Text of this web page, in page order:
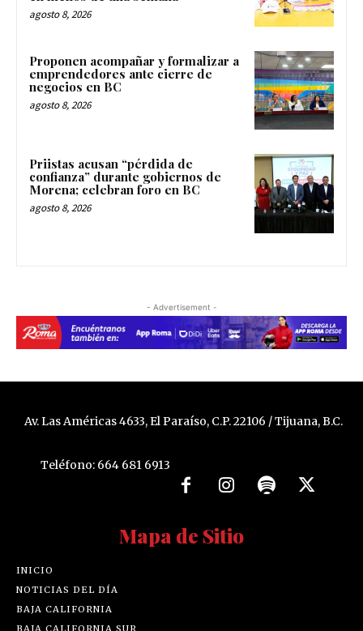
agosto 8, 2026
Proponen acompañar y formalizar a
emprendedores ante cierre de
negocios en BC
agosto 8, 2026
Priistas acusan “pérdida de
confianza” durante gobiernos de
Morena; celebran foro en BC
agosto 8, 2026
- Advertisement -
Av. Las Américas 4633, El Paraíso, C.P. 22106 / Tijuana, B.C.
Teléfono: 664 681 6913
Mapa de Sitio
INICIO
NOTICIAS DEL DÍA
BAJA CALIFORNIA
BAJA CALIFORNIA SUR